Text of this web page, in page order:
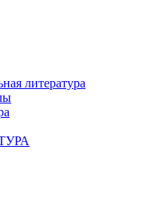
литература